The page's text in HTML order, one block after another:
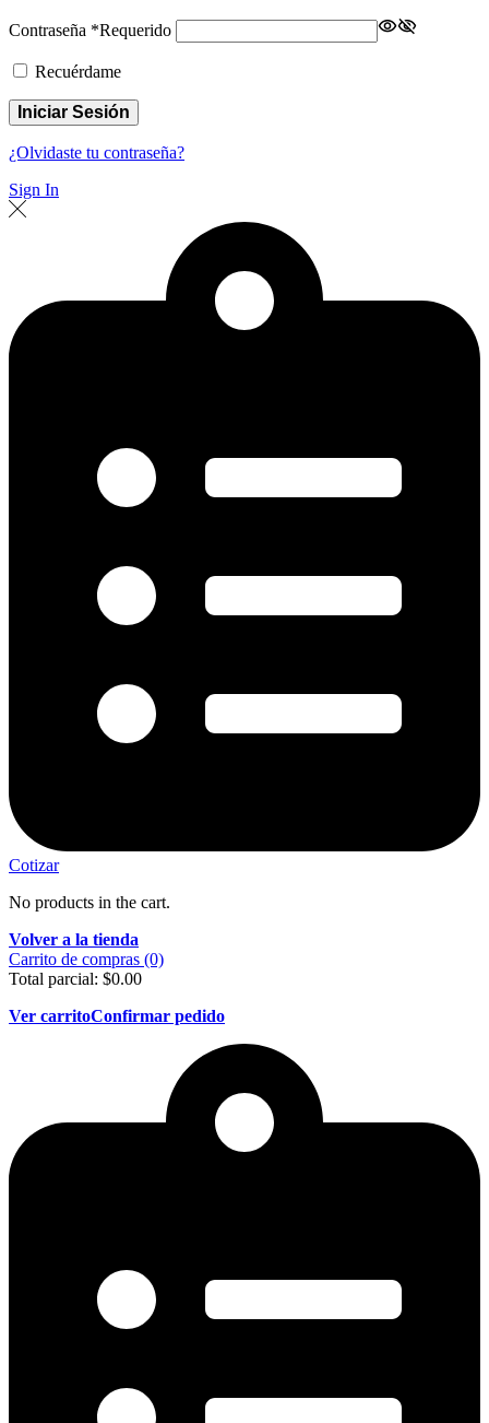
Contraseña *Requerido
Recuérdame
Iniciar Sesión
¿Olvidaste tu contraseña?
Sign In
Cotizar
No products in the cart.
Volver a la tienda
Carrito de compras (0)
Total parcial: $0.00
Ver carritoConfirmar pedido